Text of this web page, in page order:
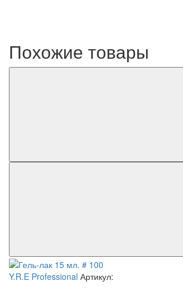
Похожие товары
Y.R.E Professional Артикул: